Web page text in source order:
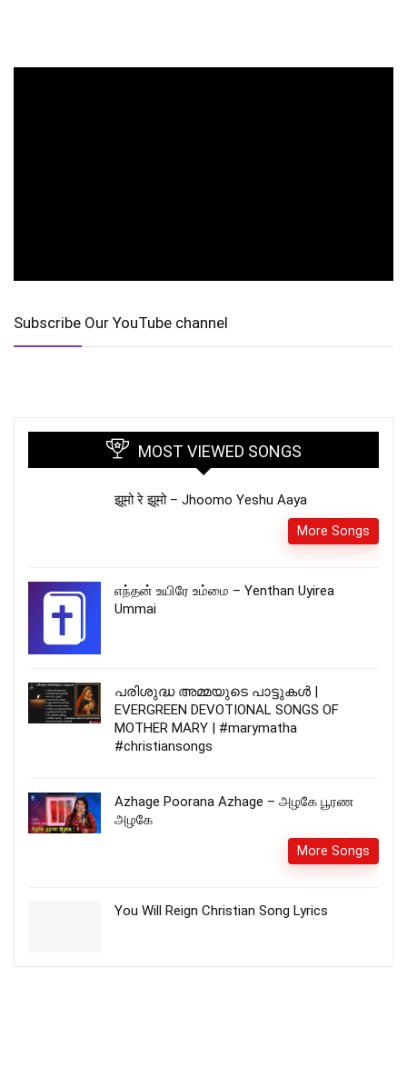
Subscribe Our YouTube channel
MOST VIEWED SONGS
झूमो रे झूमो – Jhoomo Yeshu Aaya
More Songs
எந்தன் உயிரே உம்மை – Yenthan Uyirea
Ummai
പരിശുദ്ധ അമ്മയുടെ പാട്ടുകൾ |
EVERGREEN DEVOTIONAL SONGS OF
MOTHER MARY | #marymatha
#christiansongs
Azhage Poorana Azhage – அழகே பூரண
அழகே
More Songs
You Will Reign Christian Song Lyrics